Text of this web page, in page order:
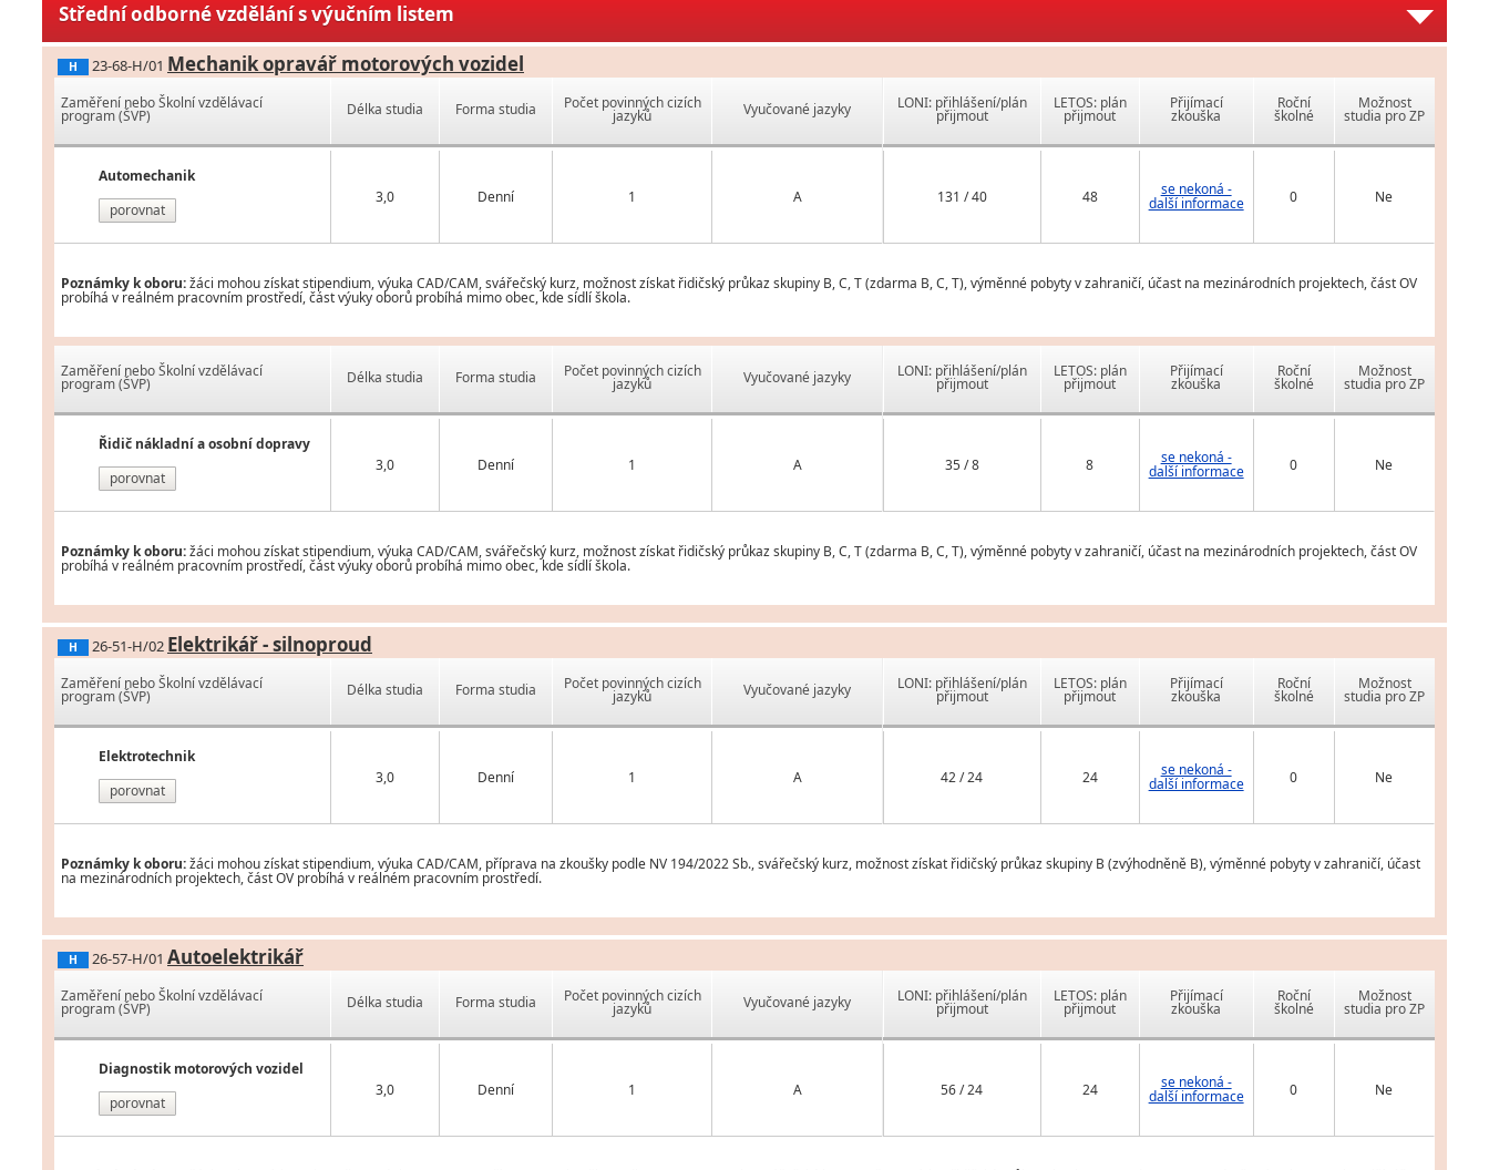
Střední odborné vzdělání s výučním listem
H 23-68-H/01 Mechanik opravář motorových vozidel
Zaměření nebo Školní vzdělávací
program (ŠVP)
Automechanik
porovnat
Délka studia Forma studia Počet povinných cizích
jazyků Vyučované jazyky
3,0 Denní 1 A
LONI: přihlášení/plán
přijmout
LETOS: plán
přijmout
Přijímací
zkouška
Roční
školné
Možnost
studia pro ZP
131 / 40 48 se nekoná -
další informace 0 Ne
Poznámky k oboru:žáci mohou získat stipendium, výuka CAD/CAM, svářečský kurz, možnost získat řidičský průkaz skupiny B, C, T (zdarma B, C, T), výměnné pobyty v zahraničí, účast na mezinárodních projektech, část OV
probíhá v reálném pracovním prostředí, část výuky oborů probíhá mimo obec, kde sídlí škola.
Zaměření nebo Školní vzdělávací
program (ŠVP)
Řidič nákladní a osobní dopravy
porovnat
Délka studia Forma studia Počet povinných cizích
jazyků Vyučované jazyky
3,0 Denní 1 A
LONI: přihlášení/plán
přijmout
LETOS: plán
přijmout
Přijímací
zkouška
Roční
školné
Možnost
studia pro ZP
35 / 8 8 se nekoná -
další informace 0 Ne
Poznámky k oboru:žáci mohou získat stipendium, výuka CAD/CAM, svářečský kurz, možnost získat řidičský průkaz skupiny B, C, T (zdarma B, C, T), výměnné pobyty v zahraničí, účast na mezinárodních projektech, část OV
probíhá v reálném pracovním prostředí, část výuky oborů probíhá mimo obec, kde sídlí škola.
H 26-51-H/02 Elektrikář - silnoproud
Zaměření nebo Školní vzdělávací
program (ŠVP)
Elektrotechnik
porovnat
Délka studia Forma studia Počet povinných cizích
jazyků Vyučované jazyky
3,0 Denní 1 A
LONI: přihlášení/plán
přijmout
LETOS: plán
přijmout
Přijímací
zkouška
Roční
školné
Možnost
studia pro ZP
42 / 24 24 se nekoná -
další informace 0 Ne
Poznámky k oboru:žáci mohou získat stipendium, výuka CAD/CAM, příprava na zkoušky podle NV 194/2022 Sb., svářečský kurz, možnost získat řidičský průkaz skupiny B (zvýhodněně B), výměnné pobyty v zahraničí, účast
na mezinárodních projektech, část OV probíhá v reálném pracovním prostředí.
H 26-57-H/01 Autoelektrikář
Zaměření nebo Školní vzdělávací
program (ŠVP)
Diagnostik motorových vozidel
porovnat
Délka studia Forma studia Počet povinných cizích
jazyků Vyučované jazyky
3,0 Denní 1 A
LONI: přihlášení/plán
přijmout
LETOS: plán
přijmout
Přijímací
zkouška
Roční
školné
Možnost
studia pro ZP
56 / 24 24 se nekoná -
další informace 0 Ne